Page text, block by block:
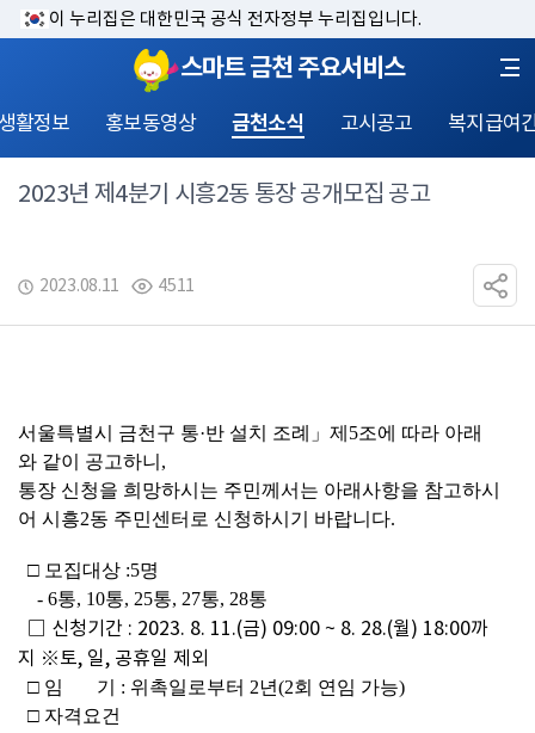
이 누리집은 대한민국 공식 전자정부 누리집입니다.
스마트 금천 주요서비스
활정보 홍보동영상 금천소식 고시공고 복지급여
2023년 제4분기 시흥2동 통장 공개모집 공고
2023.08.11 4511
서울특별시 금천구 통·반 설치 조례」제5조에 따라 아래
와 같이 공고하니,
통장 신청을 희망하시는 주민께서는 아래사항을 참고하시
어 시흥2동 주민센터로 신청하시기 바랍니다.
□ 모집대상 :5명
- 6통, 10통, 25통, 27통, 28통
□ 신청기간 : 2023. 8. 11.(금) 09:00 ~ 8. 28.(월) 18:00까
지 ※토, 일, 공휴일 제외
□ 임       기 : 위촉일로부터 2년(2회 연임 가능)
□ 자격요건